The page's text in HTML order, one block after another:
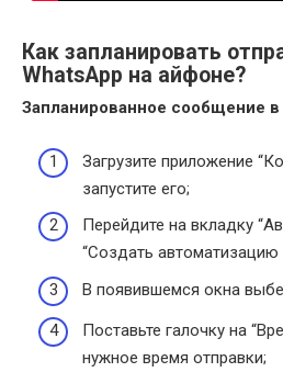
Как запланировать
WhatsApp на айфоне?
Запланированное сообщение в
Загрузите приложение
запустите его;
Перейдите на вкладку
“Создать автоматизацию
В появившемся окна
Поставьте галочку на
нужное время отправки;